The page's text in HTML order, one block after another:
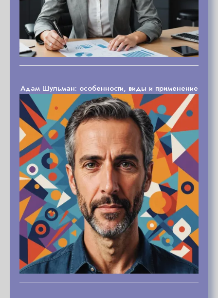
Адам Шульман: особенности, виды и применение